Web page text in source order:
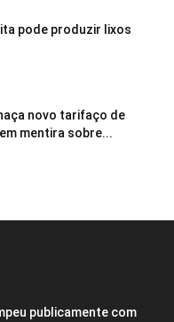
pode produzir lixos
novo tarifaço de
mentira sobre...
publicamente com